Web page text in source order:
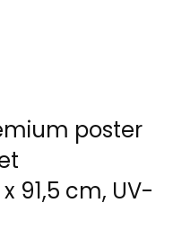
poster
91,5 cm, UV-